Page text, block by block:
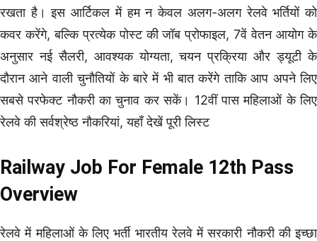
रखता है। इस आर्टिकल में हम न केवल अलग-अलग रेलवे भर्तियों को
कवर करेंगे, बल्कि प्रत्येक पोस्ट की जॉब प्रोफाइल, 7वें वेतन आयोग के
अनुसार नई सैलरी, आवश्यक योग्यता, चयन प्रक्रिया और ड्यूटी के
दौरान आने वाली चुनौतियों के बारे में भी बात करेंगे ताकि आप अपने लिए
सबसे परफेक्ट नौकरी का चुनाव कर सकें। 12वीं पास महिलाओं के लिए
रेलवे की सर्वश्रेष्ठ नौकरियां, यहाँ देखें पूरी लिस्ट
Railway Job For Female 12th Pass
Overview
रेलवे में महिलाओं के लिए भर्ती भारतीय रेलवे में सरकारी नौकरी की इच्छा